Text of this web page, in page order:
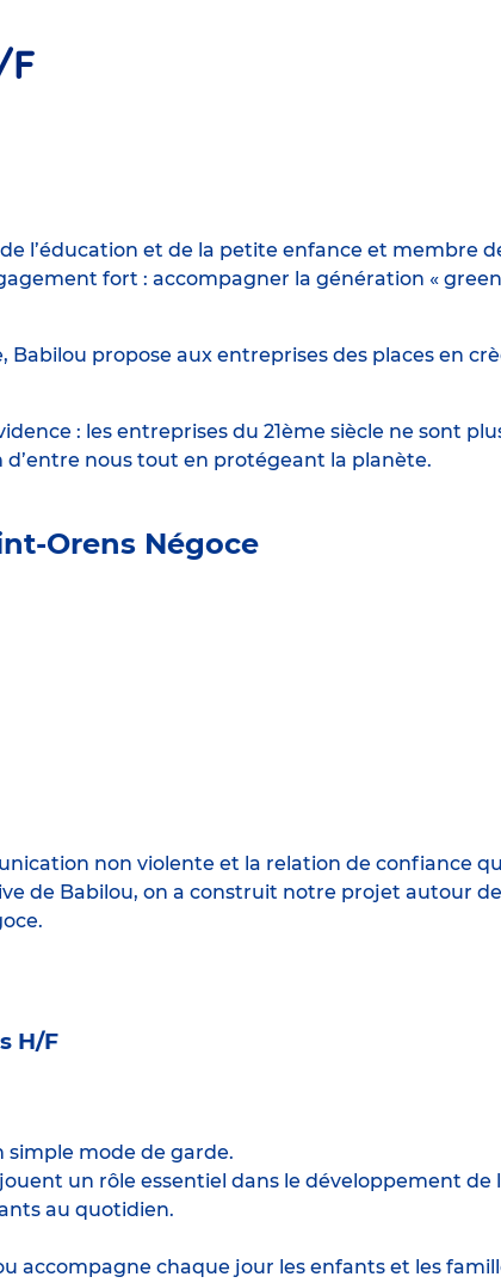
F
l’éducation et de la petite enfance et membre
fort : accompagner la génération «
propose aux entreprises des places en
: les entreprises du 21ème siècle ne sont
nous tout en protégeant la planète.
Orens Négoce
non violente et la relation de confiance
de Babilou, on a construit notre projet autour
H/F
simple mode de garde.
un rôle essentiel dans le développement de
au quotidien.
accompagne chaque jour les enfants et les